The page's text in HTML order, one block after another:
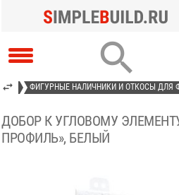

ФИГУРНЫЕ НАЛИЧНИКИ И ОТКОСЫ ДЛЯ
ДОБОР К УГЛОВОМУ
ПРОФИЛЬ», БЕЛЫЙ